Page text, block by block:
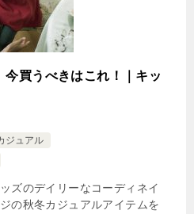
買うべきはこれ！｜キッ
ジュアル
ズのデイリーなコーディネイ
の秋冬カジュアルアイテムを